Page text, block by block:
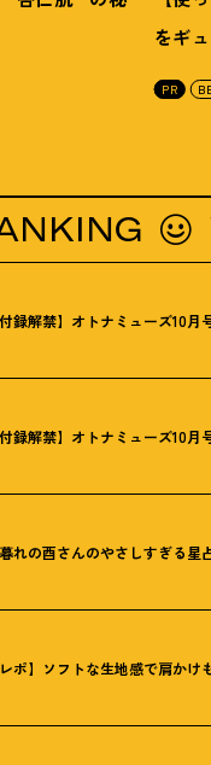
をギ
PR
付録解禁】オトナミューズ10
付録解禁】オトナミューズ10
れの酉さんのやさしすぎる
レポ】ソフトな生地感で肩か